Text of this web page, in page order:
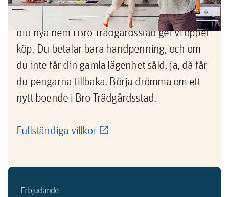
Nu vågar du köpa innan du sålt! När du köper
ditt nya hem i Bro Trädgårdsstad ger vi öppet
köp. Du betalar bara handpenning, och om
du inte får din gamla lägenhet såld, ja, då får
du pengarna tillbaka. Börja drömma om ett
nytt boende i Bro Trädgårdsstad.
Fullständiga villkor
Erbjudande